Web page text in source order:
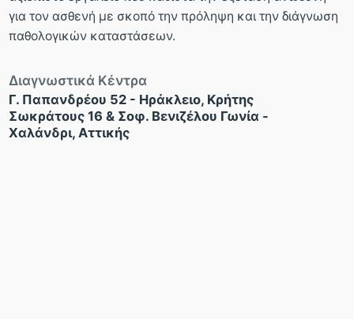
για τον ασθενή με σκοπό την πρόληψη και την διάγνωση
παθολογικών καταστάσεων.
Διαγνωστικά Κέντρα
Γ. Παπανδρέου 52 - Ηράκλειο, Κρήτης
Σωκράτους 16 & Σοφ. Βενιζέλου Γωνία -
Χαλάνδρι, Αττικής